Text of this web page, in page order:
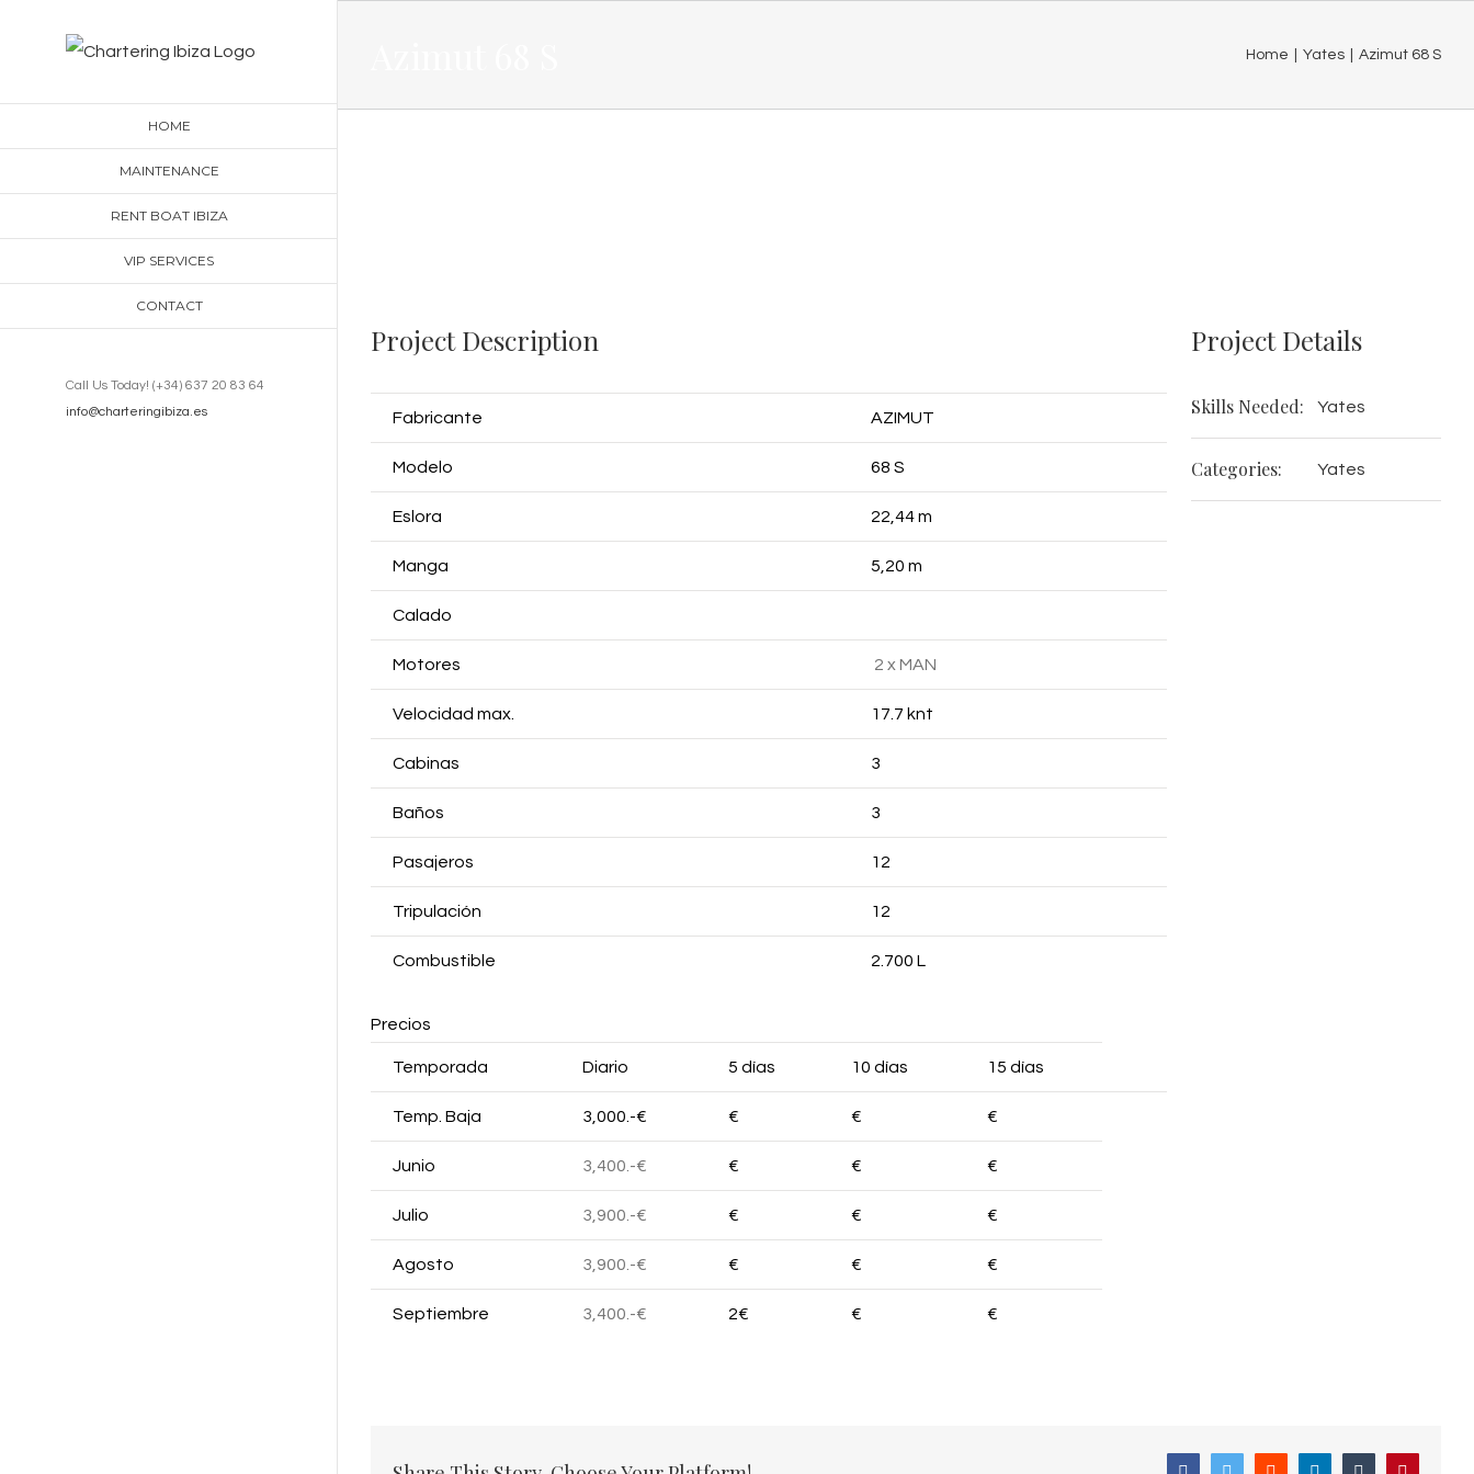
HOME
MAINTENANCE
RENT BOAT IBIZA
VIP SERVICES
CONTACT
Call Us Today! (+34) 637 20 83 64
info@charteringibiza.es
Home Yates Azimut 68 S
Image
Project Description
Fabricante AZIMUT
Modelo 68 S
Eslora 22,44 m
Manga 5,20 m
Calado
Motores 2 x MAN
Velocidad max. 17.7 knt
Cabinas 3
Baños 3
Pasajeros 12
Tripulación 12
Combustible 2.700 L
Precios
Temporada Diario 5 días 10 días 15 días
Temp. Baja 3,000.-€ € € €
Junio 3,400.-€ € € €
Julio 3,900.-€ € € €
Agosto 3,900.-€ € € €
Septiembre 3,400.-€ 2€ € €
Project Details
Skills Needed: Yates
Categories: Yates